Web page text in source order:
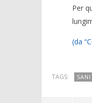
Per
(da
TAGS: